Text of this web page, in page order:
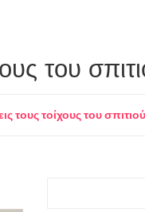
του
τους τοίχους του